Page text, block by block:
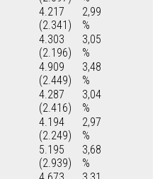
4.217
(2.341)
2,99
%
4.303
(2.196)
3,05
%
4.909
(2.449)
3,48
%
4.287
(2.416)
3,04
%
4.194
(2.249)
2,97
%
5.195
(2.939)
3,68
%